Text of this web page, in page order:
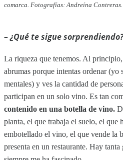
comarca. Fotografías: Andreína Contreras.
– ¿Qué te sigue sorprendiendo?
La riqueza que tenemos. Al
abrumas porque intentas ordenar (yo
mentales) y ves la cantidad de
participan en un solo vino. Es tan
contenido en una botella de vino.
planta, el que trabaja el suelo, el que
embotellado el vino, el que vende la
presenta en un restaurante. Hay tanta